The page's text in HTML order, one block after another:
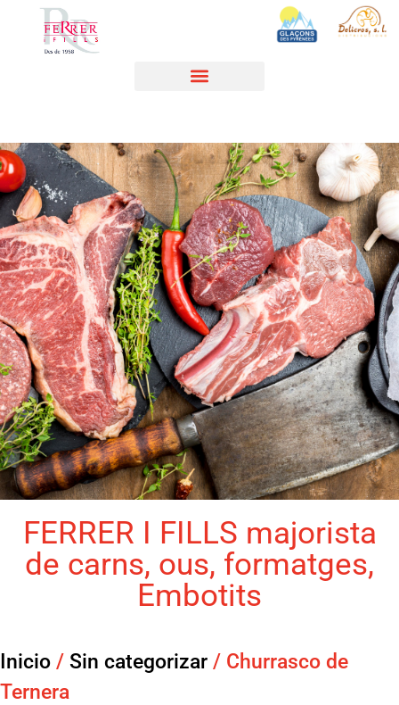
FERRER I FILLS majorista
de carns, ous, formatges,
Embotits
Inicio / Sin categorizar / Churrasco de
Ternera